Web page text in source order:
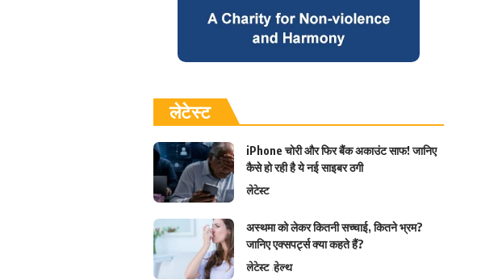
लेटेस्ट
iPhone चोरी और फिर बैंक अकाउंट साफ! जानिए
कैसे हो रही है ये नई साइबर ठगी
लेटेस्ट
अस्थमा को लेकर कितनी सच्चाई, कितने भ्रम?
जानिए एक्सपर्ट्स क्या कहते हैं?
लेटेस्ट हेल्थ